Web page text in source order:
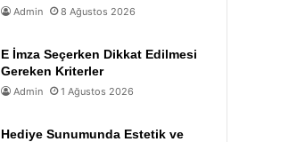
Admin 8 Ağustos 2026
E İmza Seçerken Dikkat Edilmesi
Gereken Kriterler
Admin 1 Ağustos 2026
Hediye Sunumunda Estetik ve